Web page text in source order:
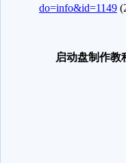
do=info&id=1149
启动盘制作教